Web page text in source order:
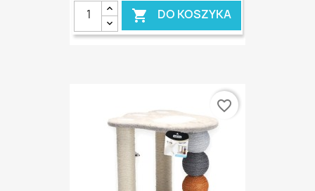
 DO KOSZYKA
favorite_border